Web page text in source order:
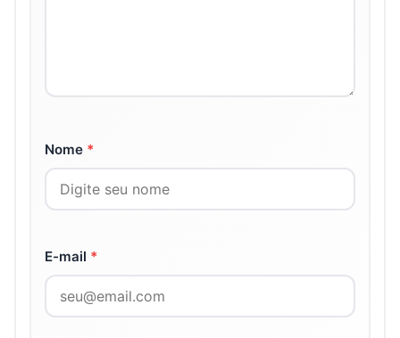
Nome *
E-mail *